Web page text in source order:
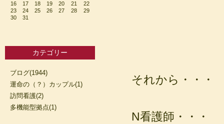
それから・・・
N看護師・・・
16
17 18 19 20 21
22
23
24 25 26 27 28
29
30
31
カテゴリー
ブログ(1944)
運命の（？）カップル(1)
訪問看護(2)
多機能型拠点(1)